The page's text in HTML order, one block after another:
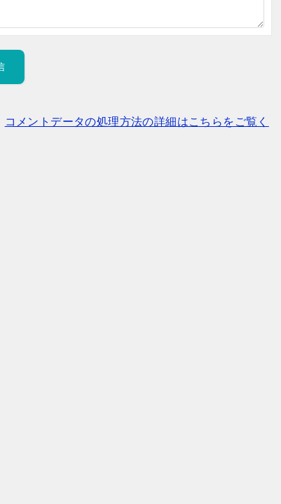
コメントデータの処理方法の詳細はこちらをご覧く